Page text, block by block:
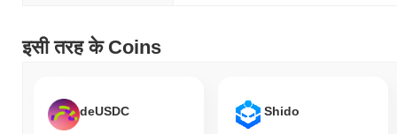
इसी तरह के Coins
deUSDC Shido